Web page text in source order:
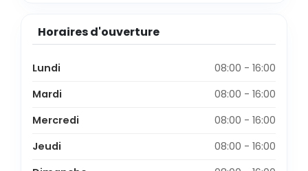
Horaires d'ouverture
Lundi
08:00 - 16:00
Mardi
08:00 - 16:00
Mercredi
08:00 - 16:00
Jeudi
08:00 - 16:00